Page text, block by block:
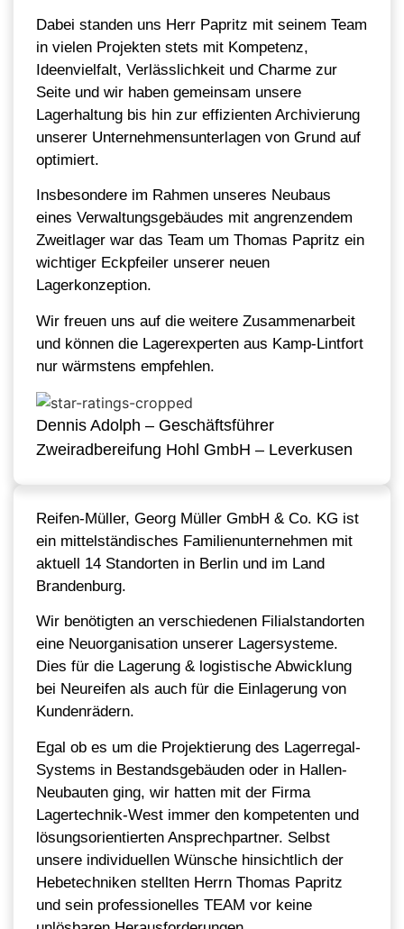
Dabei standen uns Herr Papritz mit seinem Team
in vielen Projekten stets mit Kompetenz,
Ideenvielfalt, Verlässlichkeit und Charme zur
Seite und wir haben gemeinsam unsere
Lagerhaltung bis hin zur effizienten Archivierung
unserer Unternehmensunterlagen von Grund auf
optimiert.
Insbesondere im Rahmen unseres Neubaus
eines Verwaltungsgebäudes mit angrenzendem
Zweitlager war das Team um Thomas Papritz ein
wichtiger Eckpfeiler unserer neuen
Lagerkonzeption.
Wir freuen uns auf die weitere Zusammenarbeit
und können die Lagerexperten aus Kamp-Lintfort
nur wärmstens empfehlen.
Dennis Adolph – Geschäftsführer
Zweiradbereifung Hohl GmbH – Leverkusen
Reifen-Müller, Georg Müller GmbH & Co. KG ist
ein mittelständisches Familienunternehmen mit
aktuell 14 Standorten in Berlin und im Land
Brandenburg.
Wir benötigten an verschiedenen Filialstandorten
eine Neuorganisation unserer Lagersysteme.
Dies für die Lagerung & logistische Abwicklung
bei Neureifen als auch für die Einlagerung von
Kundenrädern.
Egal ob es um die Projektierung des Lagerregal-
Systems in Bestandsgebäuden oder in Hallen-
Neubauten ging, wir hatten mit der Firma
Lagertechnik-West immer den kompetenten und
lösungsorientierten Ansprechpartner. Selbst
unsere individuellen Wünsche hinsichtlich der
Hebetechniken stellten Herrn Thomas Papritz
und sein professionelles TEAM vor keine